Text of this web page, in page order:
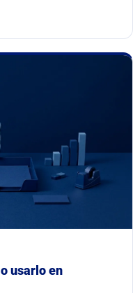
alcance pagado falla.
usarlo en